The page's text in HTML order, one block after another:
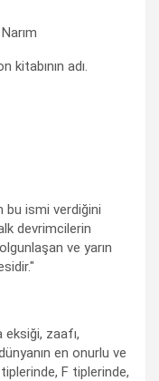
kitabının adı.
bu ismi verdiğini
devrimcilerin
ve yarın
zaafı,
en onurlu ve
F tiplerinde,